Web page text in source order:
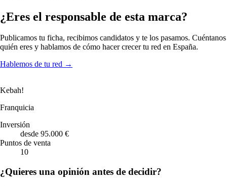
¿Eres el responsable de esta marca?
Publicamos tu ficha, recibimos candidatos y te los pasamos. Cuéntanos
quién eres y hablamos de cómo hacer crecer tu red en España.
Hablemos de tu red →
Kebah!
Franquicia
Inversión
desde 95.000 €
Puntos de venta
10
¿Quieres una opinión antes de decidir?